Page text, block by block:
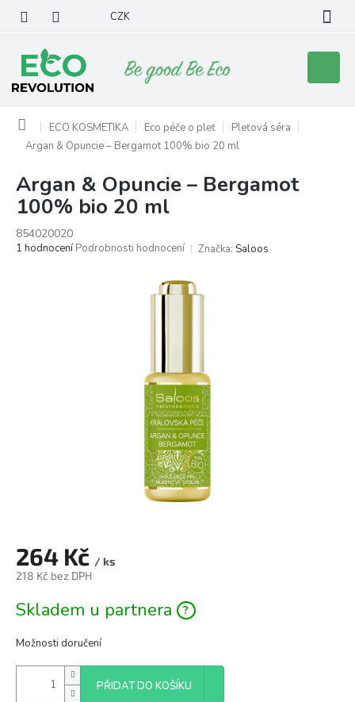
obsah
CZK
košík
Domů ECO KOSMETIKA Eco péče o pleť
Pleťová séra
Argan & Opuncie – Bergamot 100% bio 20 ml
Argan & Opuncie – Bergamot
100% bio 20 ml
854020020
Průměrné
1 hodnocení Podrobnosti hodnocení Značka: Saloos
264 Kč / ks
218 Kč bez DPH
cena:
Skladem u partnera
Možnosti doručení
PŘIDAT DO KOŠÍKU